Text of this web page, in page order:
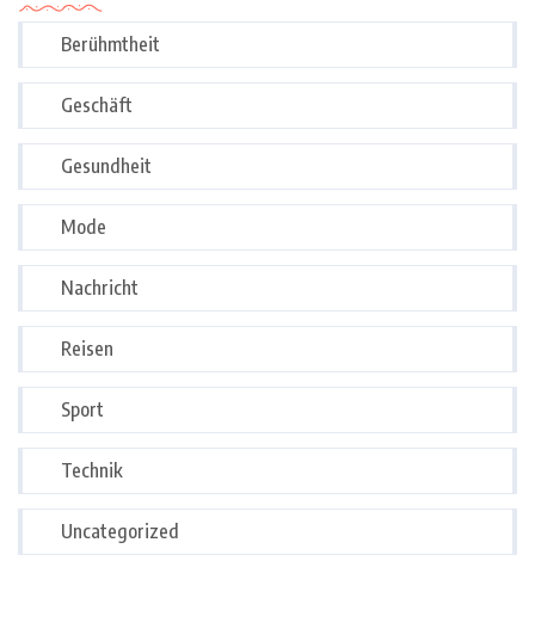
Berühmtheit
Geschäft
Gesundheit
Mode
Nachricht
Reisen
Sport
Technik
Uncategorized